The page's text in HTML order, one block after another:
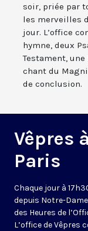
soir, priée par
les merveilles
jour. L’office
hymne, deux
Testament,
chant du
de conclusion.
Vêpres
Paris
Chaque jour à
depuis Notre-
des Heures de
L’office de Vêpres